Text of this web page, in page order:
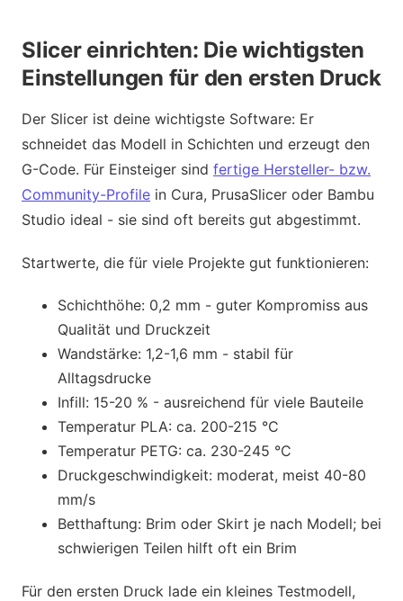
Slicer einrichten: Die wichtigsten
Einstellungen für den ersten Druck
Der Slicer ist deine wichtigste Software: Er
schneidet das Modell in Schichten und erzeugt den
G-Code. Für Einsteiger sind fertige Hersteller- bzw.
Community-Profile in Cura, PrusaSlicer oder Bambu
Studio ideal - sie sind oft bereits gut abgestimmt.
Startwerte, die für viele Projekte gut funktionieren:
Schichthöhe: 0,2 mm - guter Kompromiss aus
Qualität und Druckzeit
Wandstärke: 1,2-1,6 mm - stabil für
Alltagsdrucke
Infill: 15-20 % - ausreichend für viele Bauteile
Temperatur PLA: ca. 200-215 °C
Temperatur PETG: ca. 230-245 °C
Druckgeschwindigkeit: moderat, meist 40-80
mm/s
Betthaftung: Brim oder Skirt je nach Modell; bei
schwierigen Teilen hilft oft ein Brim
Für den ersten Druck lade ein kleines Testmodell,